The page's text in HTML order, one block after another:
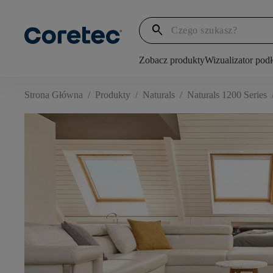
search
Zobacz produktyWizualizator
Strona Główna / Produkty / Naturals / Naturals 1200 Series